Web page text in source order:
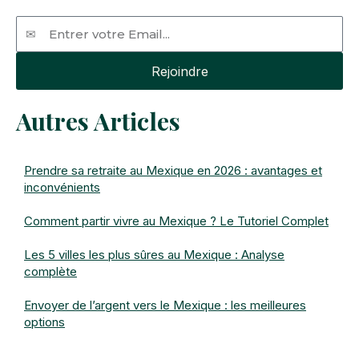
Rejoindre
Autres Articles
Prendre sa retraite au Mexique en 2026 : avantages et
inconvénients
Comment partir vivre au Mexique ? Le Tutoriel Complet
Les 5 villes les plus sûres au Mexique : Analyse
complète
Envoyer de l’argent vers le Mexique : les meilleures
options